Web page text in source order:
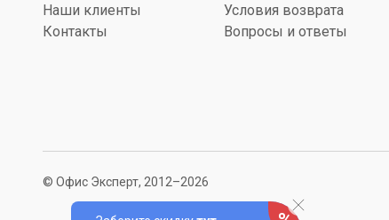
Наши клиенты
Контакты
Условия возврата
Вопросы и ответы
© Офис Эксперт, 2012–2026